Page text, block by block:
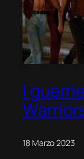
I
18 Marzo 2023